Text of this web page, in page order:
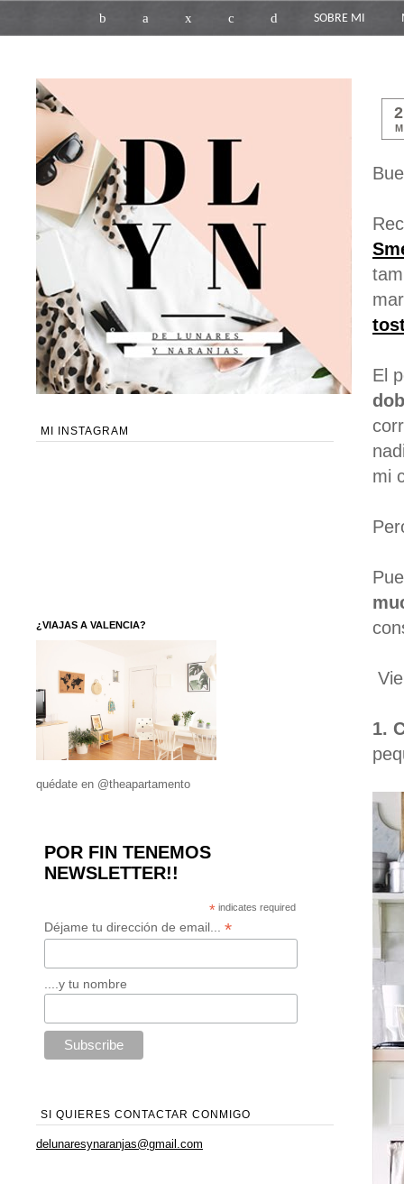
b a x c d SOBRE MI
El
mi
1.
MI INSTAGRAM
¿VIAJAS A VALENCIA?
quédate en @theapartamento
POR FIN TENEMOS
NEWSLETTER!!
* indicates required
Déjame tu dirección de email... *
....y tu nombre
SI QUIERES CONTACTAR CONMIGO
delunaresynaranjas@gmail.com